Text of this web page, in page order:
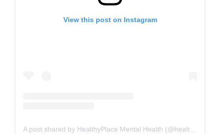
View this post on Instagram
A post shared by HealthyPlace Mental Health (@healthyplace)